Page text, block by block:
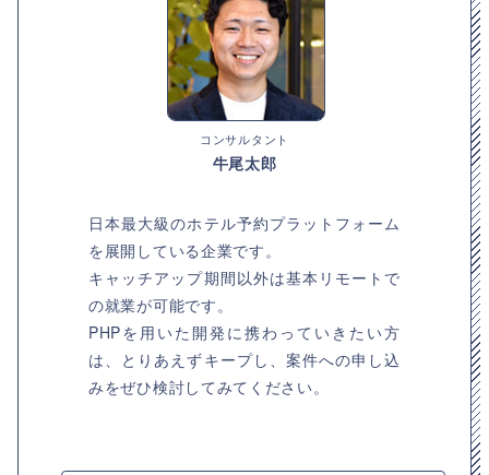
コンサルタント
牛尾太郎
日本最大級のホテル予約プラットフォーム
を展開している企業です。
キャッチアップ期間以外は基本リモートで
の就業が可能です。
PHPを用いた開発に携わっていきたい方
は、とりあえずキープし、案件への申し込
みをぜひ検討してみてください。